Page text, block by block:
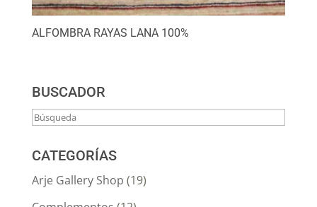
ALFOMBRA RAYAS LANA 100%
BUSCADOR
CATEGORÍAS
Arje Gallery Shop (19)